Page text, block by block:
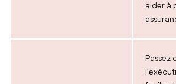
aider à
Passez